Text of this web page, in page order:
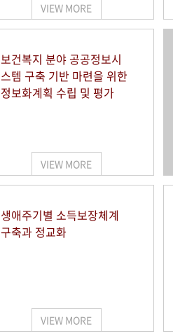
VIEW MORE
보건복지 분야 공공정보시
스템 구축 기반 마련을 위한
정보화계획 수립 및 평가
VIEW MORE
생애주기별 소득보장체계
구축과 정교화
VIEW MORE